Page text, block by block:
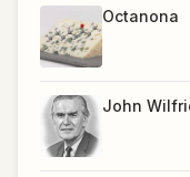
Octanona
John